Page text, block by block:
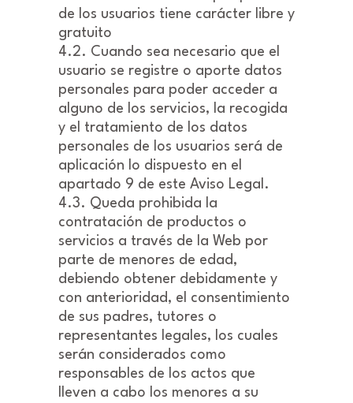
de los usuarios tiene carácter libre y
gratuito
4.2. Cuando sea necesario que el
usuario se registre o aporte datos
personales para poder acceder a
alguno de los servicios, la recogida
y el tratamiento de los datos
personales de los usuarios será de
aplicación lo dispuesto en el
apartado 9 de este Aviso Legal.
4.3. Queda prohibida la
contratación de productos o
servicios a través de la Web por
parte de menores de edad,
debiendo obtener debidamente y
con anterioridad, el consentimiento
de sus padres, tutores o
representantes legales, los cuales
serán considerados como
responsables de los actos que
lleven a cabo los menores a su